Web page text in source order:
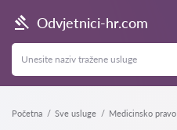
Odvjetnici-hr.com
Početna Sve usluge Medicinsko pravo